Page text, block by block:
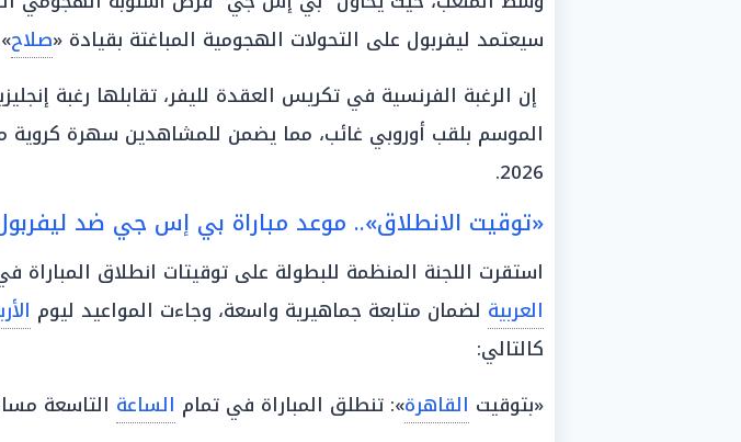
سيعتمد ليفربول على التحولات الهجومية المباغتة بقيادة «صلاح
إن الرغبة الفرنسية في تكريس العقدة لليفر، تقابلها رغبة
الموسم بلقب أوروبي غائب، مما يضمن للمشاهدين سهرة كروية
2026.
«توقيت الانطلاق».. موعد مباراة بي إس جي ضد
استقرت اللجنة المنظمة للبطولة على توقيتات انطلاق
العربية لضمان متابعة جماهيرية واسعة، وجاءت المواعيد ليوم
كالتالي:
«بتوقيت القاهرة»: تنطلق المباراة في تمام الساعة التاسعة